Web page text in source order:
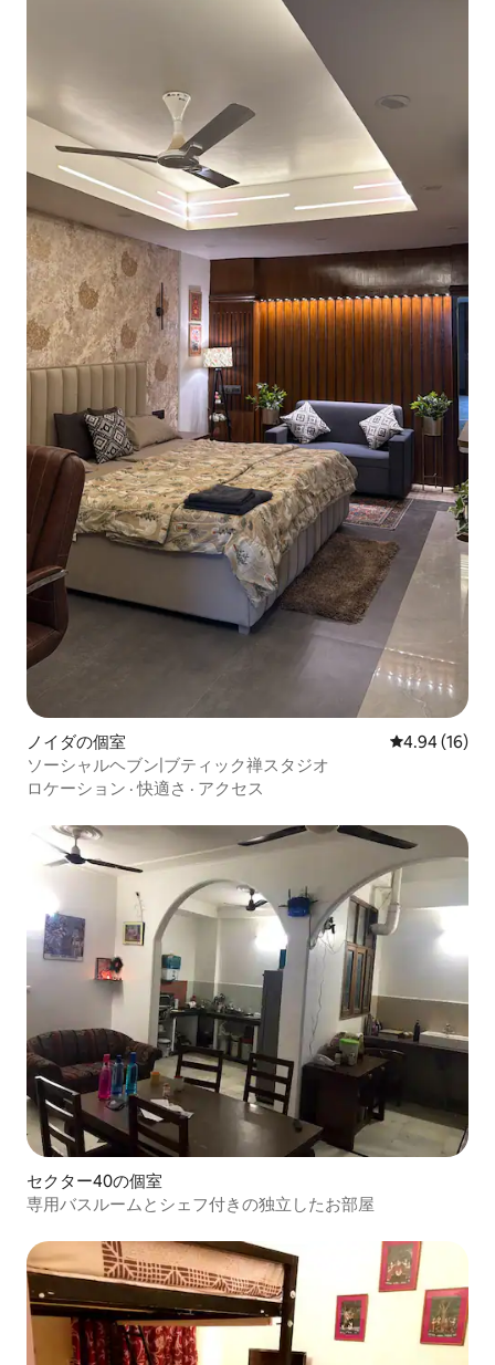
ノイダの個室 レビュー16
4.94 (16)
ソーシャルヘブン|ブティック禅スタジオ
ロケーション ·快適さ · アクセス
セクター40の個室
専用バスルームとシェフ付きの独立したお部屋